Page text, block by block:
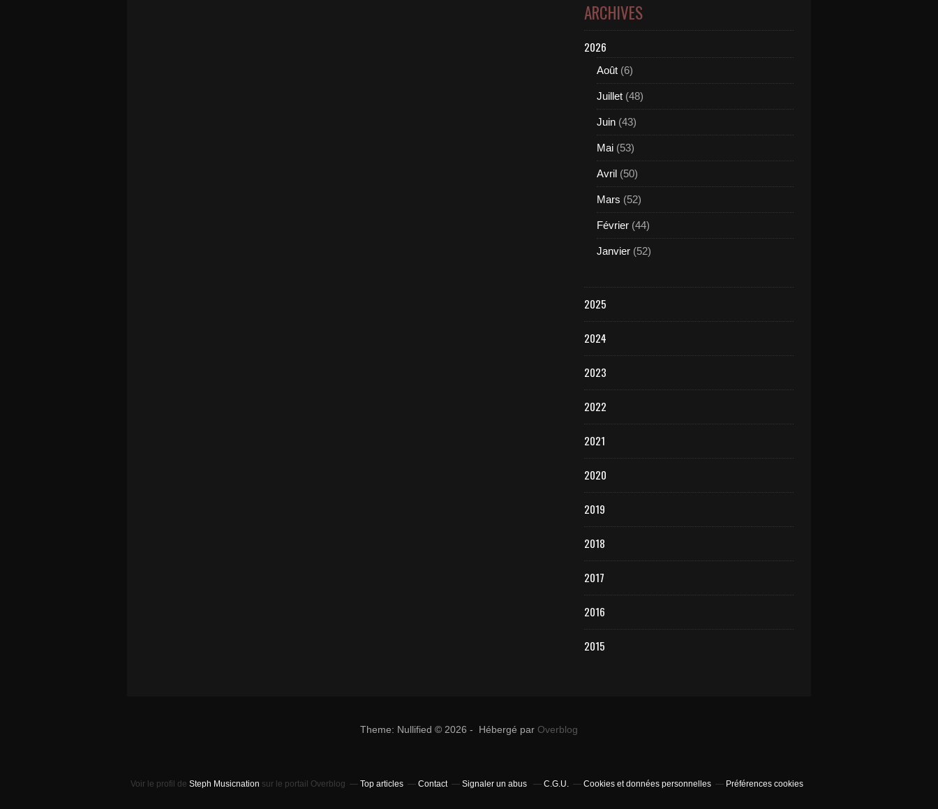
ARCHIVES
2026
Août (6)
Juillet (48)
Juin (43)
Mai (53)
Avril (50)
Mars (52)
Février (44)
Janvier (52)
2025
2024
2023
2022
2021
2020
2019
2018
2017
2016
2015
Theme: Nullified © 2026 - Hébergé par Overblog
Voir le profil de Steph Musicnation sur le portail Overblog Top articles Contact Signaler un abus C.G.U. Cookies et données personnelles Préférences cookies